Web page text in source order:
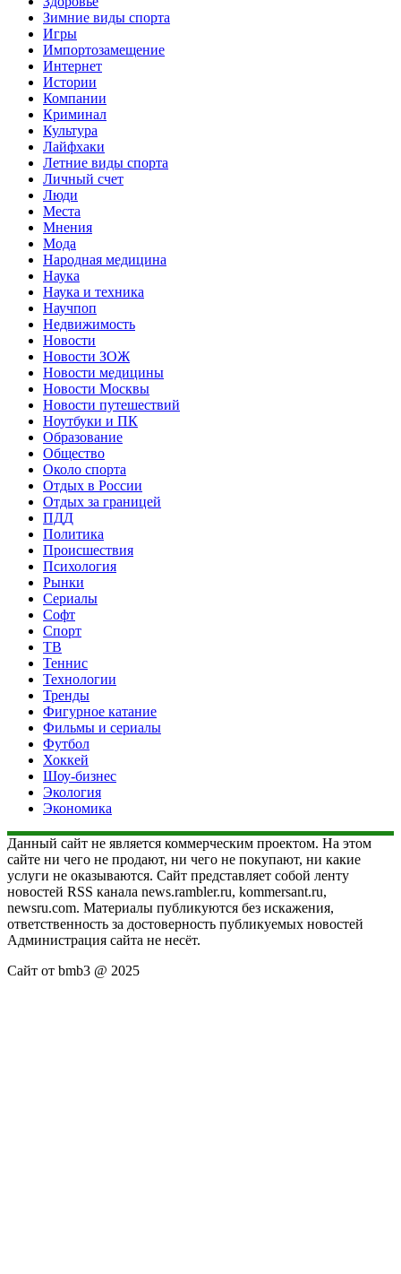
Зимние виды спорта
Игры
Импортозамещение
Интернет
Истории
Компании
Криминал
Культура
Лайфхаки
Летние виды спорта
Личный счет
Люди
Места
Мнения
Мода
Народная медицина
Наука
Наука и техника
Научпоп
Недвижимость
Новости
Новости ЗОЖ
Новости медицины
Новости Москвы
Новости путешествий
Ноутбуки и ПК
Образование
Общество
Около спорта
Отдых в России
Отдых за границей
ПДД
Политика
Происшествия
Психология
Рынки
Сериалы
Софт
Спорт
ТВ
Теннис
Технологии
Тренды
Фигурное катание
Фильмы и сериалы
Футбол
Хоккей
Шоу-бизнес
Экология
Экономика
Данный сайт не является коммерческим проектом. На этом
сайте ни чего не продают, ни чего не покупают, ни какие
услуги не оказываются. Сайт представляет собой ленту
новостей RSS канала news.rambler.ru, kommersant.ru,
newsru.com. Материалы публикуются без искажения,
ответственность за достоверность публикуемых новостей
Администрация сайта не несёт.
Сайт от bmb3 @ 2025